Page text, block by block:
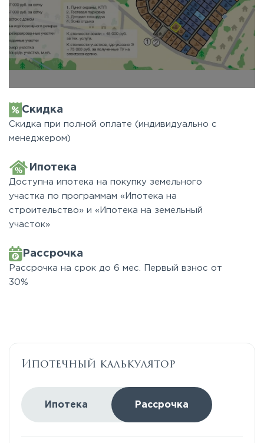
Скидка
Скидка при полной оплате (индивидуально с
менеджером)
Ипотека
Доступна ипотека на покупку земельного
участка по программам «Ипотека на
строительство» и «Ипотека на земельный
участок»
Рассрочка
Рассрочка на срок до 6 мес. Первый взнос от
30%
Ипотечный калькулятор
Ипотека Рассрочка